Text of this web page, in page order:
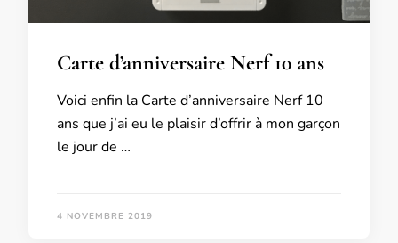
Carte d’anniversaire Nerf 10 ans
Voici enfin la Carte d’anniversaire Nerf 10
ans que j’ai eu le plaisir d’offrir à mon garçon
le jour de …
4 NOVEMBRE 2019